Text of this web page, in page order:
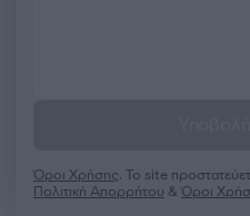
Όροι Χρήσης. Το site
Πολιτική Απορρήτου &Όροι